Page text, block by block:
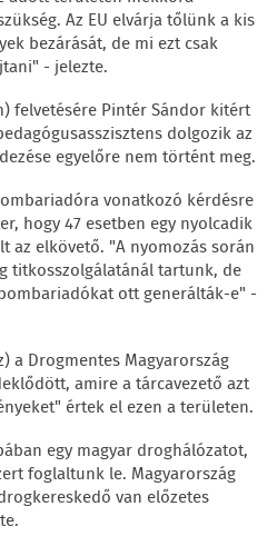
Az EU elvárja tőlünk a kis
bezárását, de mi ezt csak
- jelezte.
felvetésére Pintér Sándor kitért
dolgozik az
egyelőre nem történt meg.
vonatkozó kérdésre
hogy 47 esetben egy nyolcadik
az elkövető. "A nyomozás során
titkosszolgálatánál tartunk, de
ott generálták-e" -
a Drogmentes Magyarország
amire a tárcavezető azt
értek el ezen a területen.
egy magyar droghálózatot,
foglaltunk le. Magyarország
van előzetes